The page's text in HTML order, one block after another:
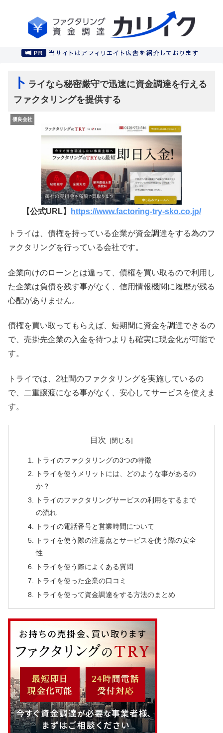
ト ライなら秘密厳守で迅速に資金調達を行える
ファクタリングを提供する
優良会社
【公式URL】 https://www.factoring-try-sko.co.jp/
トライは、債権を持っている企業が資金調達をする為のフ
ァクタリングを行っている会社です。
企業向けのローンとは違って、債権を買い取るので利用し
た企業は負債を残す事がなく、信用情報機関に履歴が残る
心配がありません。
債権を買い取ってもらえば、短期間に資金を調達できるの
で、売掛先企業の入金を待つよりも確実に現金化が可能で
す。
トライでは、2社間のファクタリングを実施しているの
で、二重譲渡になる事がなく、安心してサービスを使えま
す。
目次
トライのファクタリングの3つの特徴
トライを使うメリットには、どのような事があるの
か？
トライのファクタリングサービスの利用をするまで
の流れ
トライの電話番号と営業時間について
トライを使う際の注意点とサービスを使う際の安全
性
トライを使う際によくある質問
トライを使った企業の口コミ
トライを使って資金調達をする方法のまとめ